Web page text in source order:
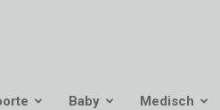
Baby Medisch